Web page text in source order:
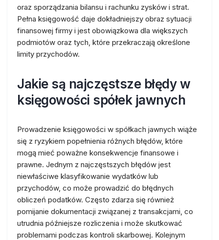
oraz sporządzania bilansu i rachunku zysków i strat.
Pełna księgowość daje dokładniejszy obraz sytuacji
finansowej firmy i jest obowiązkowa dla większych
podmiotów oraz tych, które przekraczają określone
limity przychodów.
Jakie są najczęstsze błędy w
księgowości spółek jawnych
Prowadzenie księgowości w spółkach jawnych wiąże
się z ryzykiem popełnienia różnych błędów, które
mogą mieć poważne konsekwencje finansowe i
prawne. Jednym z najczęstszych błędów jest
niewłaściwe klasyfikowanie wydatków lub
przychodów, co może prowadzić do błędnych
obliczeń podatków. Często zdarza się również
pomijanie dokumentacji związanej z transakcjami, co
utrudnia późniejsze rozliczenia i może skutkować
problemami podczas kontroli skarbowej. Kolejnym